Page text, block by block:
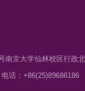
南京大学仙林校区行政
电话：+86(25)89686186